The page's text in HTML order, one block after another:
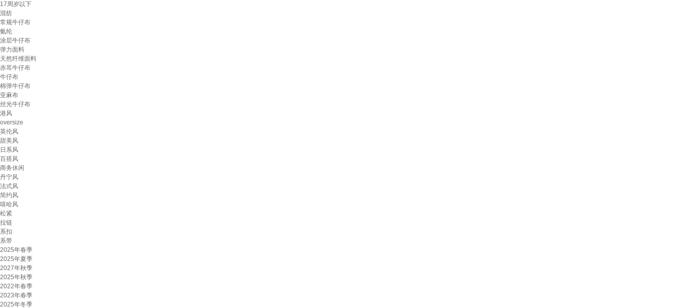
17周岁以下
混纺
常规牛仔布
氨纶
涂层牛仔布
弹力面料
天然纤维面料
赤耳牛仔布
牛仔布
棉弹牛仔布
亚麻布
丝光牛仔布
港风
oversize
英伦风
甜美风
日系风
百搭风
商务休闲
丹宁风
法式风
简约风
嘻哈风
松紧
拉链
系扣
系带
2025年春季
2025年夏季
2027年秋季
2025年秋季
2022年春季
2023年春季
2025年冬季